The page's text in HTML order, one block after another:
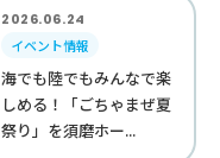
2026.06.24
イベント情報
海でも陸でもみんなで楽
しめる！「ごちゃまぜ夏
祭り」を須磨ホー...